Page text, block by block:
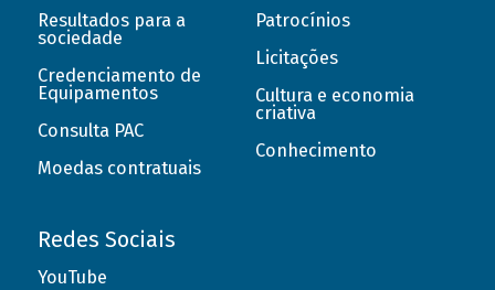
Resultados para a
sociedade
Credenciamento de
Equipamentos
Consulta PAC
Moedas contratuais
Patrocínios
Licitações
Cultura e economia
criativa
Conhecimento
Redes Sociais
YouTube